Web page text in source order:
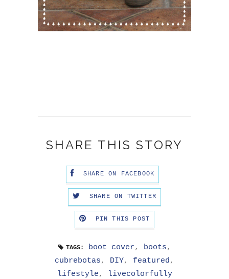
SHARE THIS STORY
SHARE ON FACEBOOK
SHARE ON TWITTER
PIN THIS POST
TAGS: boot cover, boots,
cubrebotas, DIY, featured,
lifestyle, livecolorfully